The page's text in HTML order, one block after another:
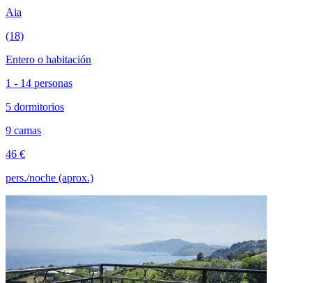
Aia
(18)
Entero o habitación
1 - 14 personas
5 dormitorios
9 camas
46 €
pers./noche (aprox.)